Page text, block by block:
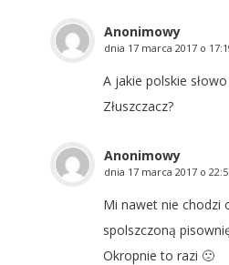
Anonimowy
dnia 17 marca 2017 o
A jakie polskie
Złuszczacz?
Anonimowy
dnia 17 marca 2017 o
Mi nawet nie chodzi
spolszczoną
Okropnie to razi 🙁